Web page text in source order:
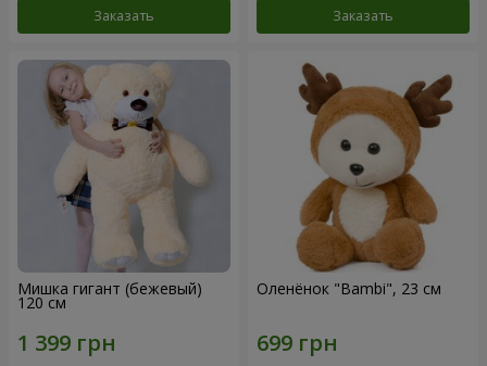
Заказать Заказать
Мишка гигант (бежевый)
120 см
Оленёнок "Bambi", 23 см